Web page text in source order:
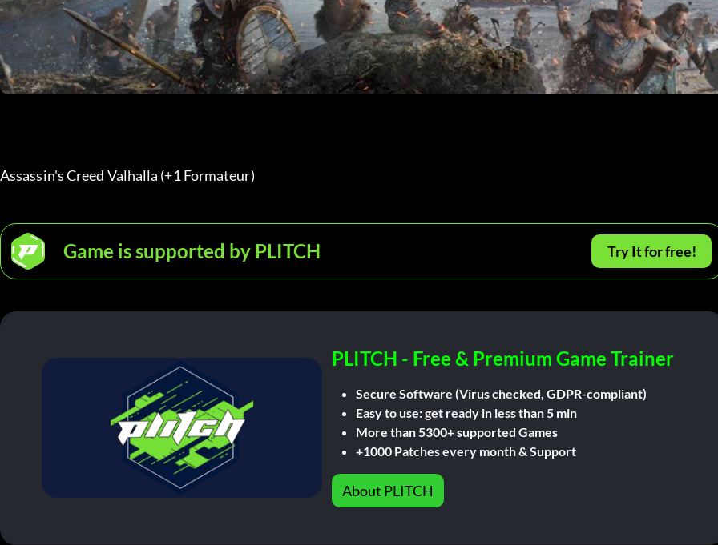
Assassin's Creed Valhalla (+1 Formateur)
Game is supported by PLITCH Try It for free!
PLITCH - Free & Premium Game Trainer
Secure Software (Virus checked, GDPR-compliant)
Easy to use: get ready in less than 5 min
More than 5300+ supported Games
+1000 Patches every month & Support
About PLITCH